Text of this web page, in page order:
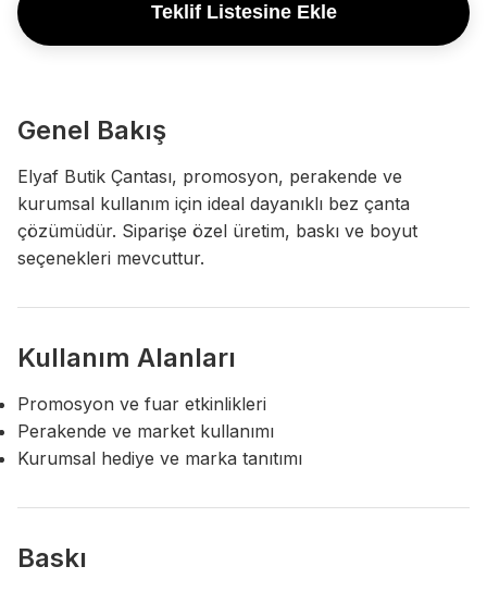
Teklif Listesine Ekle
Genel Bakış
Elyaf Butik Çantası, promosyon, perakende ve
kurumsal kullanım için ideal dayanıklı bez çanta
çözümüdür. Siparişe özel üretim, baskı ve boyut
seçenekleri mevcuttur.
Kullanım Alanları
Promosyon ve fuar etkinlikleri
Perakende ve market kullanımı
Kurumsal hediye ve marka tanıtımı
Baskı